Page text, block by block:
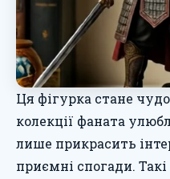
Ця фігурка стане
колекції фаната
лише прикрасить
приємні спогади.